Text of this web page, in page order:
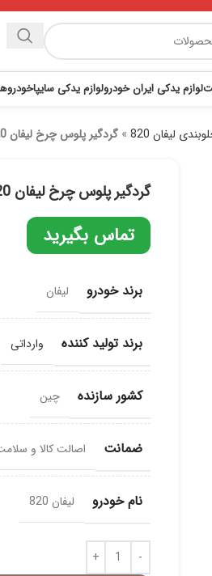
لوازم یدکی ایران خودرولوازم یدکی سایپا
لیفان 820 » گردگیر پلوس چرخ لیفان 820
گردگیر پلوس چرخ لیفان 820
تماس بگیرید
برند خودرو لیفان
برند تولید کننده وارداتی
کشور سازنده چین
ضمانت اصالت کالا و
نام خودرو لیفان 820